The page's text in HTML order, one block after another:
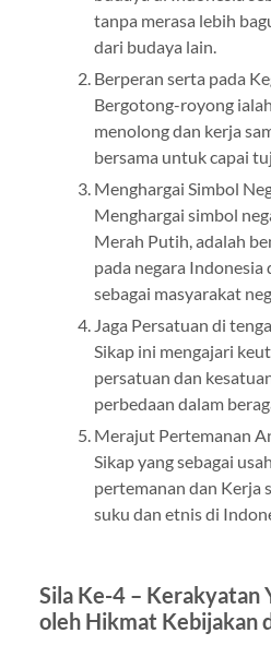
tanpa merasa lebih
dari budaya lain.
Berperan serta pada
Bergotong-royong
menolong dan kerja
bersama untuk capai
Menghargai Simbol
Menghargai simbol
Merah Putih, adalah
pada negara Indonesia
sebagai masyarakat
Jaga Persatuan di
Sikap ini mengajari
persatuan dan
perbedaan dalam
Merajut Pertemanan
Sikap yang sebagai
pertemanan dan Kerja
suku dan etnis di
Sila Ke-4 – Kerakyatan
oleh Hikmat Kebijakan